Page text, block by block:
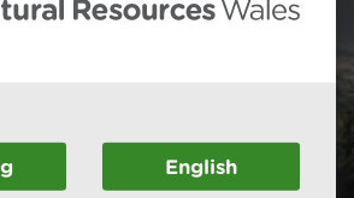
English